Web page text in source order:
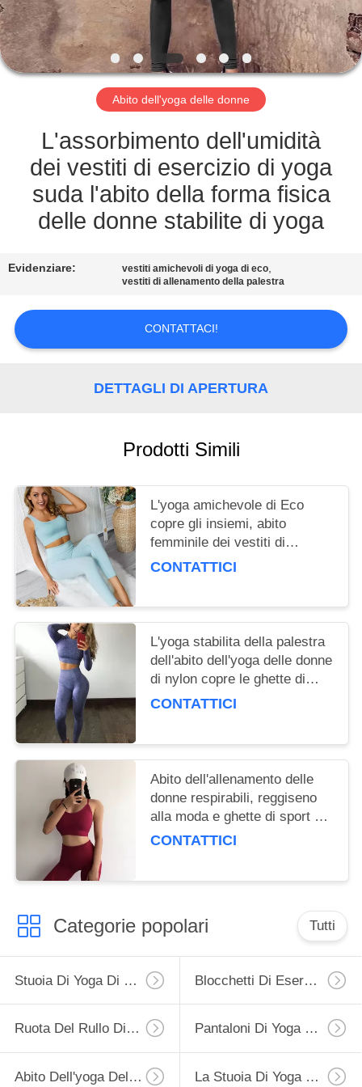
DI
QUALITÀ
CONTATTACI
RICHIEDERE
UN
PREVENTIVO
DEL
PRIVACY
Abito dell'yoga delle donne
L'assorbimento dell'umidità
dei vestiti di esercizio di yoga
suda l'abito della forma fisica
delle donne stabilite di yoga
Evidenziare: vestiti amichevoli di yoga di eco,
vestiti di allenamento della palestra
CONTATTACI!
DETTAGLI DI APERTURA
Prodotti Simili
L'yoga amichevole di Eco
copre gli insiemi, abito
femminile dei vestiti di
allenamento della palestra per
CONTATTICI
L'yoga stabilita della palestra
dell'abito dell'yoga delle donne
di nylon copre le ghette di
forma fisica + camice potate
CONTATTICI
Abito dell'allenamento delle
donne respirabili, reggiseno
alla moda e ghette di sport dei
vestiti di yoga messi
CONTATTICI
Categorie popolari Tutti
Stuoia Di Yoga Di Forma Fisica Blocchetti Di Esercizio Di Yoga
Ruota Del Rullo Di Yoga Pantaloni Di Yoga Della Palestra
Abito Dell'yoga Delle Donne La Stuoia Di Yoga Porta La Borsa